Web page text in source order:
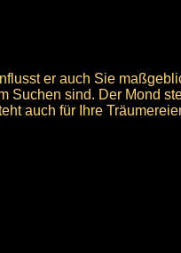
er auch Sie
Suchen sind. Der Mond
auch für Ihre